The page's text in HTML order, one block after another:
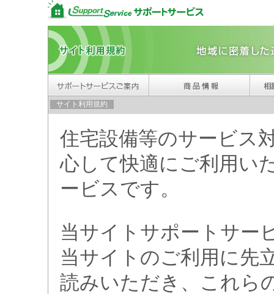
サイト利用規約
住宅設備等のサービス
心して快適にご利用い
ービスです。
当サイトサポートサー
当サイトのご利用に先
読みいただき、これら